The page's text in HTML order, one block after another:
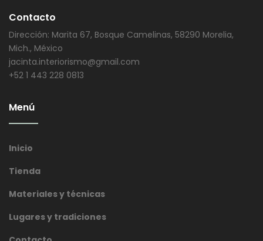
Contacto
Dirección: Marita 67, Bosque Camelinas, 58290 Morelia,
Mich., México
jacinta.interiorismo@gmail.com
+52 1 443 228 0813
Menú
Inicio
Tienda
Materiales y técnicas
Lugares y tradiciones